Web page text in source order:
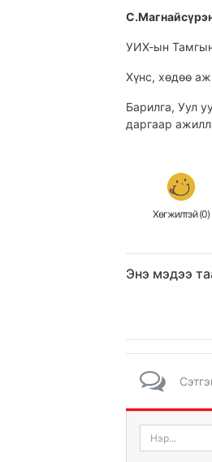
УИХ-ын Тамгын
Хүнс, хөдөө
Барилга, Уул
даргаар
Хөгжилтэй (0)
Энэ мэдээ